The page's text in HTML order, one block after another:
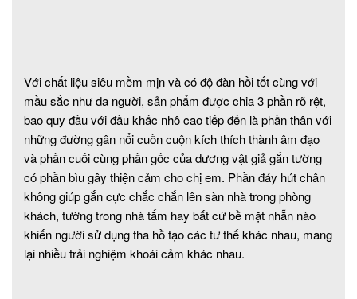
Với chất liệu siêu mềm mịn và có độ đàn hồi tốt cùng với
mầu sắc như da người, sản phẩm được chia 3 phần rõ rệt,
bao quy đầu với đầu khấc nhô cao tiếp đến là phần thân với
những đường gân nổi cuồn cuộn kích thích thành âm đạo
và phần cuối cùng phần gốc của dương vật giả gắn tường
có phần bìu gây thiện cảm cho chị em. Phần đáy hút chân
không giúp gắn cực chắc chắn lên sàn nhà trong phòng
khách, tường trong nhà tắm hay bất cứ bề mặt nhẵn nào
khiến người sử dụng tha hồ tạo các tư thế khác nhau, mang
lại nhiều trải nghiệm khoái cảm khác nhau.